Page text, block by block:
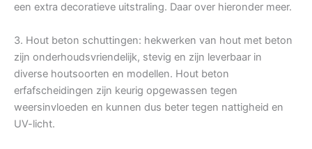
een extra decoratieve uitstraling. Daar over hieronder meer.
3. Hout beton schuttingen: hekwerken van hout met beton
zijn onderhoudsvriendelijk, stevig en zijn leverbaar in
diverse houtsoorten en modellen. Hout beton
erfafscheidingen zijn keurig opgewassen tegen
weersinvloeden en kunnen dus beter tegen nattigheid en
UV-licht.